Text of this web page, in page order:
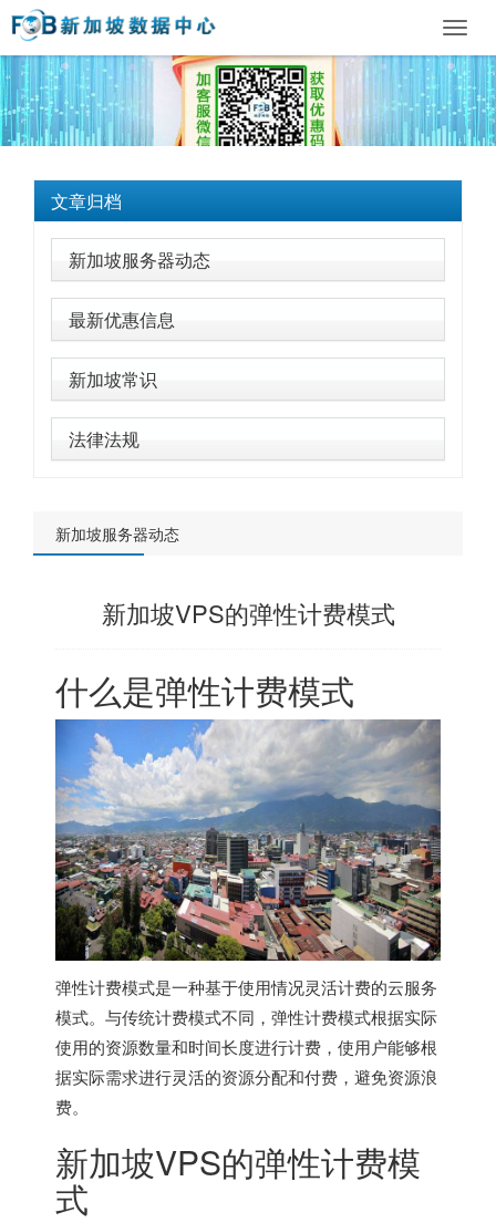
文章归档
新加坡服务器动态
最新优惠信息
新加坡常识
法律法规
新加坡服务器动态
新加坡VPS的弹性计费模式
什么是弹性计费模式
弹性计费模式是一种基于使用情况灵活计费的云服务
模式。与传统计费模式不同，弹性计费模式根据实际
使用的资源数量和时间长度进行计费，使用户能够根
据实际需求进行灵活的资源分配和付费，避免资源浪
费。
新加坡VPS的弹性计费模
式